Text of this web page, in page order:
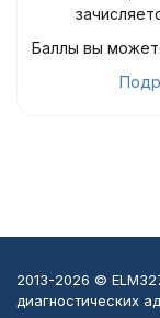
Баллы вы
2013-2026 ©
диагностических